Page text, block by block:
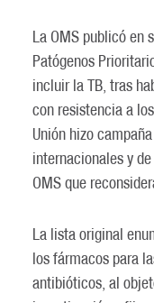
La OMS publicó en
Patógenos
incluir la TB, tras
con resistencia a
Unión hizo
internacionales y
OMS que
La lista original
los fármacos para
antibióticos, al